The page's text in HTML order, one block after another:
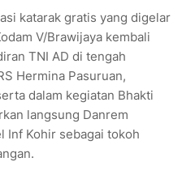
katarak gratis yang digelar
V/Brawijaya kembali
TNI AD di tengah
Hermina Pasuruan,
dalam kegiatan Bhakti
langsung Danrem
Inf Kohir sebagai tokoh